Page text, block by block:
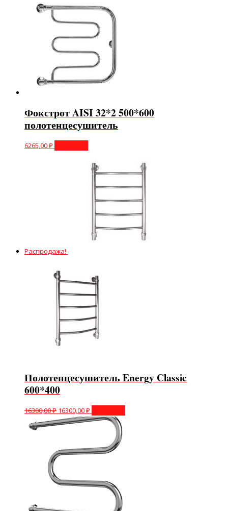
Фокстрот AISI 32*2 500*600
полотенцесушитель
6265,00₽
Распродажа!
Полотенцесушитель Energy Classic
600*400
16300,00₽ 16300,00₽